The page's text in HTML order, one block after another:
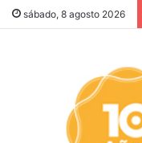
sábado, 8 agosto 2026